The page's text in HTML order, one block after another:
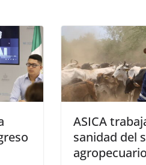
ASICA
sanidad del
agropecuario